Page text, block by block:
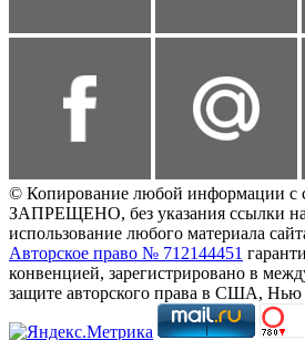
© Копирование любой информации
ЗАПРЕЩЕНО, без указания ссылки на
использование любого материала
Авторское право № 712144451
конвенцией, зарегистрировано в
защите авторского права в США,